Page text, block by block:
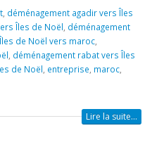
, déménagement agadir vers Îles
Îles de Noël, déménagement
de Noël vers maroc,
, déménagement rabat vers Îles
de Noël, entreprise, maroc,
Lire la suite...